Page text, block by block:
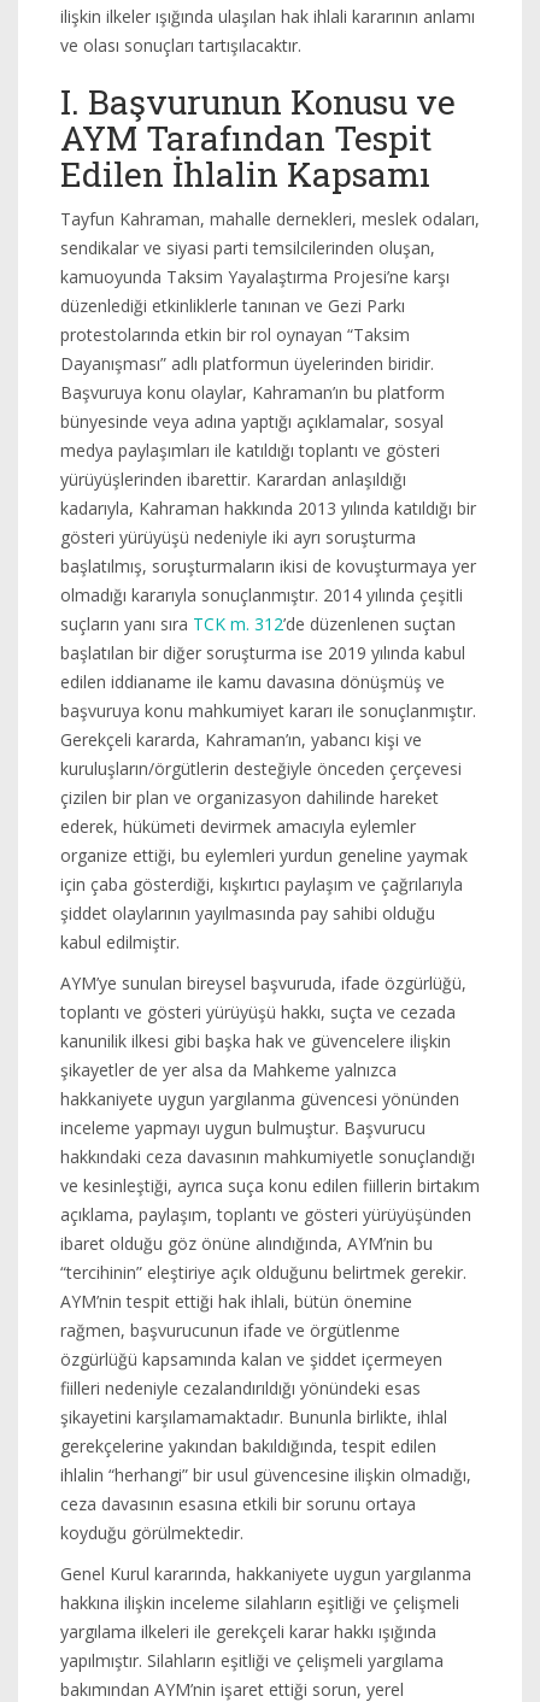
ilişkin ilkeler ışığında ulaşılan hak ihlali kararının anlamı
ve olası sonuçları tartışılacaktır.
I. Başvurunun Konusu ve
AYM Tarafından Tespit
Edilen İhlalin Kapsamı
Tayfun Kahraman, mahalle dernekleri, meslek odaları,
sendikalar ve siyasi parti temsilcilerinden oluşan,
kamuoyunda Taksim Yayalaştırma Projesi’ne karşı
düzenlediği etkinliklerle tanınan ve Gezi Parkı
protestolarında etkin bir rol oynayan “Taksim
Dayanışması” adlı platformun üyelerinden biridir.
Başvuruya konu olaylar, Kahraman’ın bu platform
bünyesinde veya adına yaptığı açıklamalar, sosyal
medya paylaşımları ile katıldığı toplantı ve gösteri
yürüyüşlerinden ibarettir. Karardan anlaşıldığı
kadarıyla, Kahraman hakkında 2013 yılında katıldığı bir
gösteri yürüyüşü nedeniyle iki ayrı soruşturma
başlatılmış, soruşturmaların ikisi de kovuşturmaya yer
olmadığı kararıyla sonuçlanmıştır. 2014 yılında çeşitli
suçların yanı sıra TCK m. 312’de düzenlenen suçtan
başlatılan bir diğer soruşturma ise 2019 yılında kabul
edilen iddianame ile kamu davasına dönüşmüş ve
başvuruya konu mahkumiyet kararı ile sonuçlanmıştır.
Gerekçeli kararda, Kahraman’ın, yabancı kişi ve
kuruluşların/örgütlerin desteğiyle önceden çerçevesi
çizilen bir plan ve organizasyon dahilinde hareket
ederek, hükümeti devirmek amacıyla eylemler
organize ettiği, bu eylemleri yurdun geneline yaymak
için çaba gösterdiği, kışkırtıcı paylaşım ve çağrılarıyla
şiddet olaylarının yayılmasında pay sahibi olduğu
kabul edilmiştir.
AYM’ye sunulan bireysel başvuruda, ifade özgürlüğü,
toplantı ve gösteri yürüyüşü hakkı, suçta ve cezada
kanunilik ilkesi gibi başka hak ve güvencelere ilişkin
şikayetler de yer alsa da Mahkeme yalnızca
hakkaniyete uygun yargılanma güvencesi yönünden
inceleme yapmayı uygun bulmuştur. Başvurucu
hakkındaki ceza davasının mahkumiyetle sonuçlandığı
ve kesinleştiği, ayrıca suça konu edilen fiillerin birtakım
açıklama, paylaşım, toplantı ve gösteri yürüyüşünden
ibaret olduğu göz önüne alındığında, AYM’nin bu
“tercihinin” eleştiriye açık olduğunu belirtmek gerekir.
AYM’nin tespit ettiği hak ihlali, bütün önemine
rağmen, başvurucunun ifade ve örgütlenme
özgürlüğü kapsamında kalan ve şiddet içermeyen
fiilleri nedeniyle cezalandırıldığı yönündeki esas
şikayetini karşılamamaktadır. Bununla birlikte, ihlal
gerekçelerine yakından bakıldığında, tespit edilen
ihlalin “herhangi” bir usul güvencesine ilişkin olmadığı,
ceza davasının esasına etkili bir sorunu ortaya
koyduğu görülmektedir.
Genel Kurul kararında, hakkaniyete uygun yargılanma
hakkına ilişkin inceleme silahların eşitliği ve çelişmeli
yargılama ilkeleri ile gerekçeli karar hakkı ışığında
yapılmıştır. Silahların eşitliği ve çelişmeli yargılama
bakımından AYM’nin işaret ettiği sorun, yerel